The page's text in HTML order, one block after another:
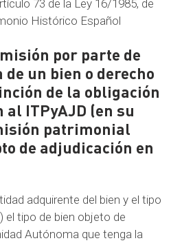
73 de la Ley 16/1985, de
Histórico Español
por parte de
un bien o derecho
de la obligación
ITPyAJD (en su
patrimonial
de adjudicación en
adquirente del bien y el tipo
el tipo de bien objeto de
Autónoma que tenga la